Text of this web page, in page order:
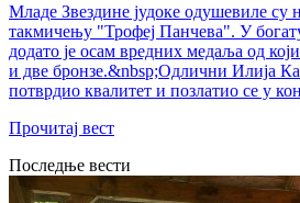
Младе Звездине јудоке одушевиле су
такмичењу "Трофеј Панчева". У
додато је осам вредних медаља од
и две бронзе.&nbsp;Одлични Илија
потврдио квалитет и позлатио се у
Прочитај вест
Последње вести